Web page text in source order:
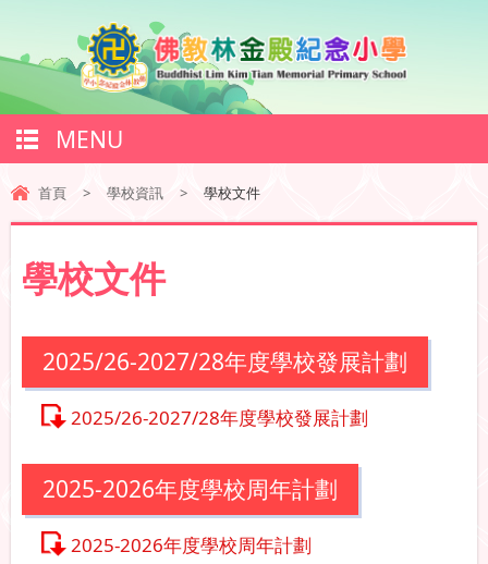
MENU
首頁 > 學校資訊 > 學校文件
學校文件
2025/26-2027/28年度學校發展計劃
2025/26-2027/28年度學校發展計劃
2025-2026年度學校周年計劃
2025-2026年度學校周年計劃